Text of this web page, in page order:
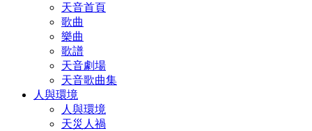
天音首頁
歌曲
樂曲
歌譜
天音劇場
天音歌曲集
人與環境
人與環境
天災人禍